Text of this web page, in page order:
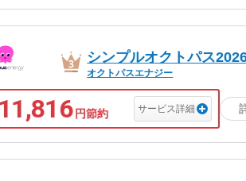
シンプルオクトパス
オクトパスエナジー
11,816 円節約 サービス詳細